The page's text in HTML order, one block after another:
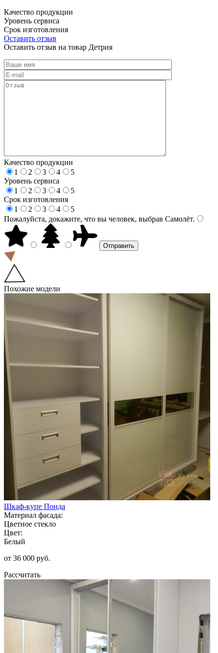
Качество продукции
Уровень сервиса
Срок изготовления
Оставить отзыв
Оставить отзыв на товар Детрия
Качество продукции
1
2 3 4
5
Уровень сервиса
1
2 3 4
5
Срок изготовления
1
2 3 4
5
Пожалуйста, докажите, что вы человек, выбрав Самолёт.
Похожие модели
Шкаф-купе Понда
Материал фасада:
Цветное стекло
Цвет:
Белый
от 36 000 руб.
Рассчитать